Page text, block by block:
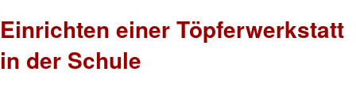
Einrichten einer Töpferwerkstatt
in der Schule